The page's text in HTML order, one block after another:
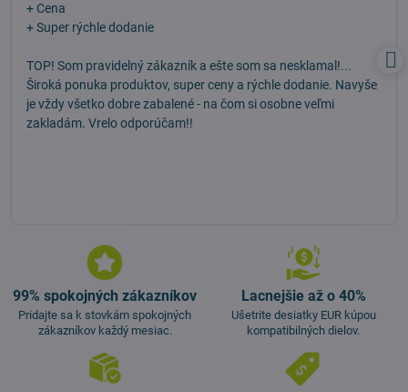
+ Cena
+ Super rýchle dodanie
TOP! Som pravidelný zákazník a ešte som sa nesklamal!...
Široká ponuka produktov, super ceny a rýchle dodanie. Navyše
je vždy všetko dobre zabalené - na čom si osobne veľmi
zakladám. Vrelo odporúčam!!
99% spokojných zákazníkov
Pridajte sa k stovkám spokojných
zákazníkov každý mesiac.
Lacnejšie až o 40%
Ušetrite desiatky EUR kúpou
kompatibilných dielov.